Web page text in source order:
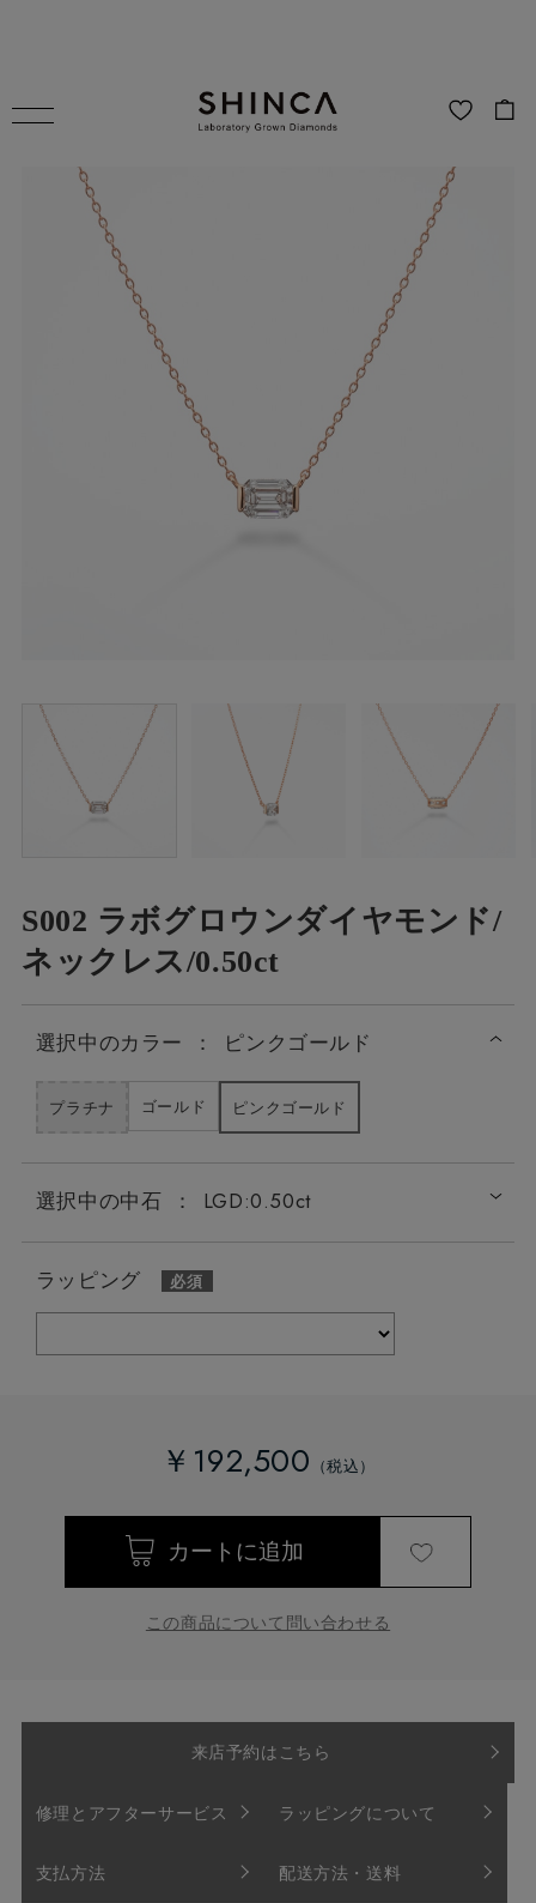
S002 ラボグロウンダイヤモンド/
ネックレス/0.50ct
選択中のカラー ： ピンクゴールド
プラチナ ゴールド ピンクゴールド
選択中の中石 ： LGD:0.50ct
LGD:0.50ct
ラッピング
￥192,500
この商品について問い合わせる
来店予約はこちら
修理とアフターサービス ラッピングについて
支払方法 配送方法・送料